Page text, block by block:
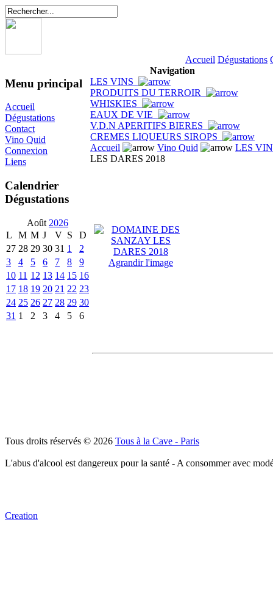
Accueil Dégustations
Menu principal
Accueil
Dégustations
Contact
Vino Quid
Connexion
Liens
Calendrier
Dégustations
Août 2026
L
M M J V S
D
27 28 29 30 31 1
2
3
4 5 6 7 8
9
10 11 12 13 14 15 16
17 18 19 20 21 22 23
24 25 26 27 28 29 30
31 1 2 3 4 5 6
Navigation
LES VINS
PRODUITS DU TERROIR
WHISKIES
EAUX DE VIE
V.D.N APERITIFS BIERES
CREMES LIQUEURS SIROPS
Accueil
Vino Quid
LES
LES DARES 2018
Agrandir l'image
Tous droits réservés © 2026 Tous à la Cave - Paris
L'abus d'alcool est dangereux pour la santé - A consommer avec
Creation